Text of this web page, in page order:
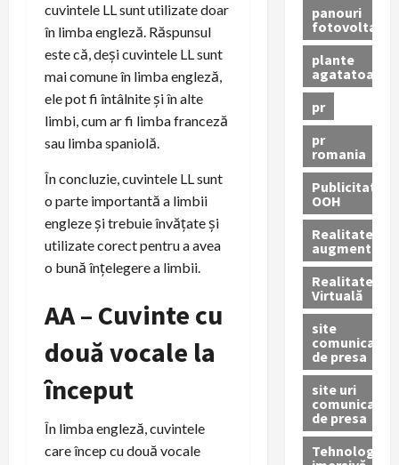
cuvintele LL sunt utilizate doar
în limba engleză. Răspunsul
este că, deși cuvintele LL sunt
mai comune în limba engleză,
ele pot fi întâlnite și în alte
limbi, cum ar fi limba franceză
sau limba spaniolă.
În concluzie, cuvintele LL sunt
o parte importantă a limbii
engleze și trebuie învățate și
utilizate corect pentru a avea
o bună înțelegere a limbii.
AA – Cuvinte cu
două vocale la
început
În limba engleză, cuvintele
care încep cu două vocale
panouri
fotovoltaice
plante
agatatoare
pr
pr
romania
Publicitate
OOH
Realitatea
augmentată
Realitatea
Virtuală
site
comunicate
de presa
site uri
comunicate
de presa
Tehnologie